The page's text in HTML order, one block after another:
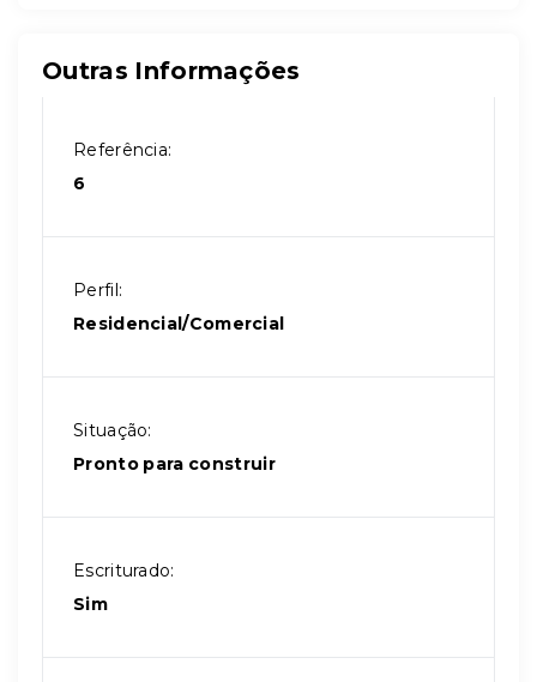
Outras Informações
Referência:
6
Perfil:
Residencial/Comercial
Situação:
Pronto para construir
Escriturado:
Sim